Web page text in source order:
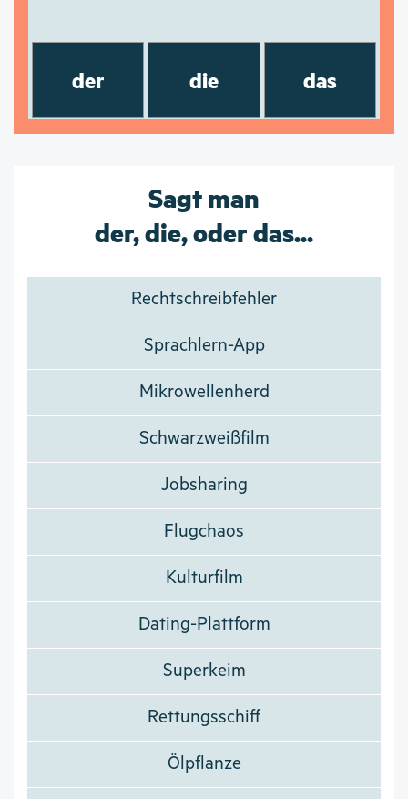
der die das
Sagt man
der, die, oder das...
Rechtschreibfehler
Sprachlern-App
Mikrowellenherd
Schwarzweißfilm
Jobsharing
Flugchaos
Kulturfilm
Dating-Plattform
Superkeim
Rettungsschiff
Ölpflanze